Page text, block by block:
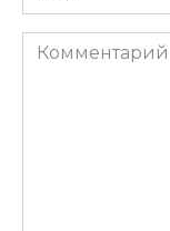
Комментарий